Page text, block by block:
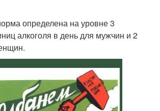
определена на уровне 3
алкоголя в день для мужчин и 2